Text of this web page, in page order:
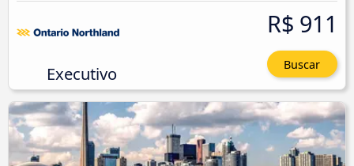
Executivo
R$ 911
Buscar